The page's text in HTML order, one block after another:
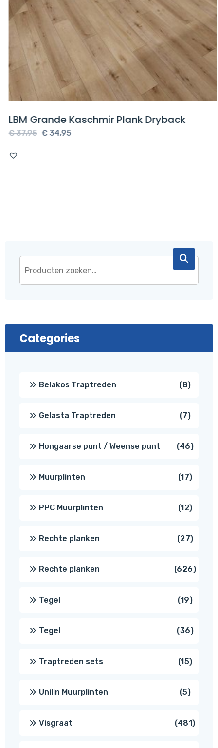
LBM Grande Kaschmir Plank Dryback
€37,95
Oorspronkelijke
€34,95Huidige
Categories
Belakos Traptreden 88
Gelasta Traptreden 77
Hongaarse punt / Weense punt 4646
Muurplinten 1717
PPC Muurplinten 1212
Rechte planken 2727
Rechte planken 626626
Tegel 1919
Tegel 3636
Traptreden sets 1515
Unilin Muurplinten 55
Visgraat 481481